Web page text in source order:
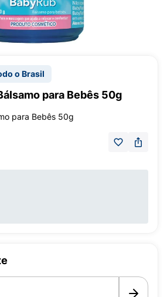
o Brasil
para Bebês 50g
para Bebês 50g